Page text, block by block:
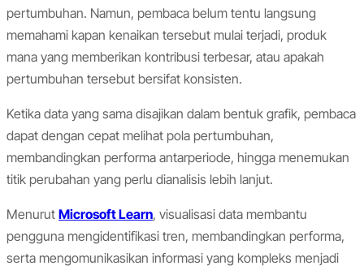
pertumbuhan. Namun, pembaca belum tentu langsung
memahami kapan kenaikan tersebut mulai terjadi, produk
mana yang memberikan kontribusi terbesar, atau apakah
pertumbuhan tersebut bersifat konsisten.
Ketika data yang sama disajikan dalam bentuk grafik, pembaca
dapat dengan cepat melihat pola pertumbuhan,
membandingkan performa antarperiode, hingga menemukan
titik perubahan yang perlu dianalisis lebih lanjut.
Menurut Microsoft Learn, visualisasi data membantu
pengguna mengidentifikasi tren, membandingkan performa,
serta mengomunikasikan informasi yang kompleks menjadi